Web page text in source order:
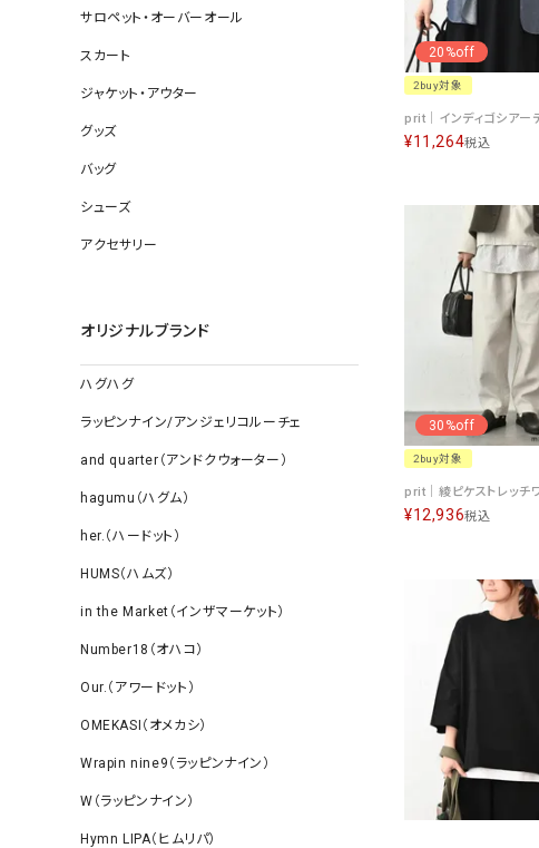
バッグ
靴
ソックス
その他雑貨
サロペット・オーバーオール
スカート
ジャケット・アウター
グッズ
バッグ
シューズ
アクセサリー
オリジナルブランド
ハグハグ
ラッピンナイン/アンジェリコルーチェ
and quarter（アンドクウォーター）
hagumu（ハグム）
her.（ハードット）
HUMS（ハムズ）
in the Market（インザマーケット）
Number18（オハコ）
Our.（アワードット）
OMEKASI（オメカシ）
Wrapin nine9（ラッピンナイン）
W（ラッピンナイン）
Hymn LIPA（ヒムリパ）
20%off
2buy対象
¥11,264税込
30%off
2buy対象
¥12,936税込